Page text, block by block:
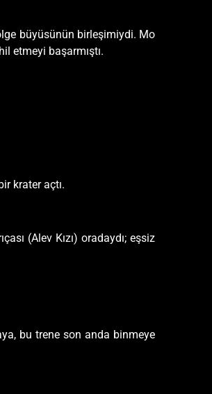
büyüsünün birleşimiydi. Mo
etmeyi başarmıştı.
krater açtı.
(Alev Kızı) oradaydı; eşsiz
bu trene son anda binmeye